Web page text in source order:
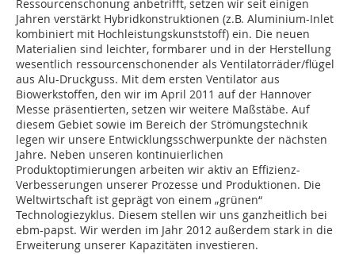
Ressourcenschonung anbetrifft, setzen wir seit einigen
Jahren verstärkt Hybridkonstruktionen (z.B. Aluminium-Inlet
kombiniert mit Hochleistungskunststoff) ein. Die neuen
Materialien sind leichter, formbarer und in der Herstellung
wesentlich ressourcenschonender als Ventilatorräder/flügel
aus Alu-Druckguss. Mit dem ersten Ventilator aus
Biowerkstoffen, den wir im April 2011 auf der Hannover
Messe präsentierten, setzen wir weitere Maßstäbe. Auf
diesem Gebiet sowie im Bereich der Strömungstechnik
legen wir unsere Entwicklungsschwerpunkte der nächsten
Jahre. Neben unseren kontinuierlichen
Produktoptimierungen arbeiten wir aktiv an Effizienz-
Verbesserungen unserer Prozesse und Produktionen. Die
Weltwirtschaft ist geprägt von einem „grünen“
Technologiezyklus. Diesem stellen wir uns ganzheitlich bei
ebm-papst. Wir werden im Jahr 2012 außerdem stark in die
Erweiterung unserer Kapazitäten investieren.